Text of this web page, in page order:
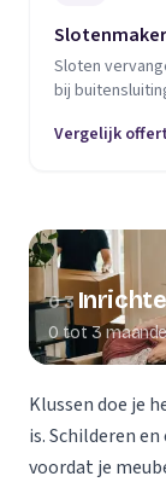
Sloten
bij
Vergelijk
03
0 tot 3
Klussen doe je
is. Schilderen
voordat je